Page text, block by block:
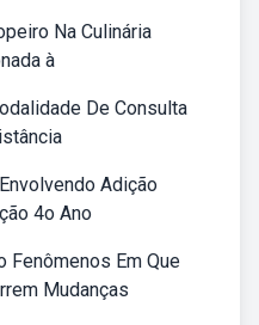
Na Culinária
à
De Consulta
Adição
4o Ano
Fenômenos Em Que
Mudanças